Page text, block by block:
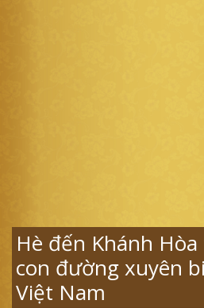
Hè đến Khánh
con đường xuyên
Việt Nam